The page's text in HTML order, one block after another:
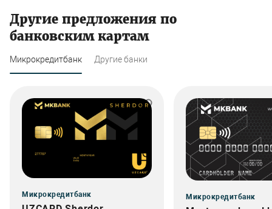
Другие предложения по
банковским картам
Микрокредитбанк Другие банки
Микрокредитбанк Микрокредитбанк